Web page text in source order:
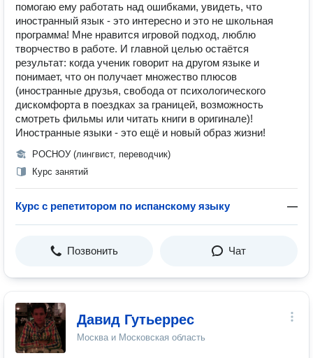
помогаю ему работать над ошибками, увидеть, что
иностранный язык - это интересно и это не школьная
программа! Мне нравится игровой подход, люблю
творчество в работе. И главной целью остаётся
результат: когда ученик говорит на другом языке и
понимает, что он получает множество плюсов
(иностранные друзья, свобода от психологического
дискомфорта в поездках за границей, возможность
смотреть фильмы или читать книги в оригинале)!
Иностранные языки - это ещё и новый образ жизни!
РОСНОУ (лингвист, переводчик)
Курс занятий
Курс с репетитором по испанскому языку —
Позвонить Чат
Давид Гутьеррес
Москва и Московская область